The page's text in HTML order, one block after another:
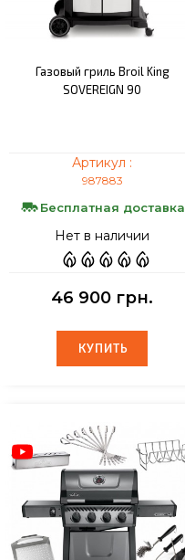
Газовый гриль Broil King
SOVEREIGN 90
Артикул :
987883
Бесплатная доставка
Нет в наличии
46 900 грн.
КУПИТЬ
КУПИТЬ